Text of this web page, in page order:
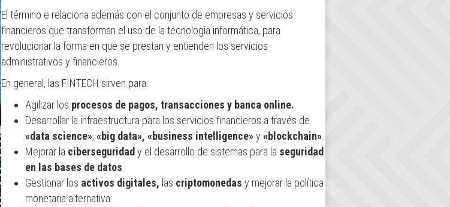
El término e relaciona además con el conjunto de empresas y servicios
financieros que transforman el uso de la tecnología informática, para
revolucionar la forma en que se prestan y entienden los servicios
administrativos y financieros.
En general, las FINTECH sirven para:
Agilizar los procesos de pagos, transacciones y banca online.
Desarrollar la infraestructura para los servicios financieros a través de
«data science», «big data», «business intelligence»y «blockchain».
Mejorar la ciberseguridad y el desarrollo de sistemas para la seguridad
en las bases de datos
Gestionar los activos digitales, las criptomonedas y mejorar la política
monetaria alternativa.